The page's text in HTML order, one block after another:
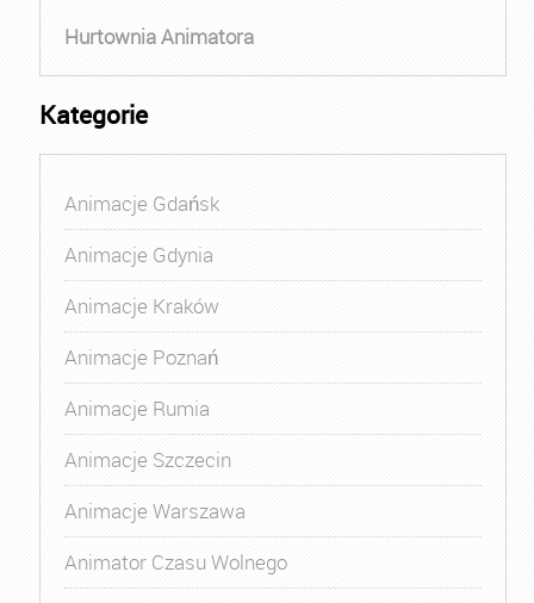
Hurtownia Animatora
Kategorie
Animacje Gdańsk
Animacje Gdynia
Animacje Kraków
Animacje Poznań
Animacje Rumia
Animacje Szczecin
Animacje Warszawa
Animator Czasu Wolnego